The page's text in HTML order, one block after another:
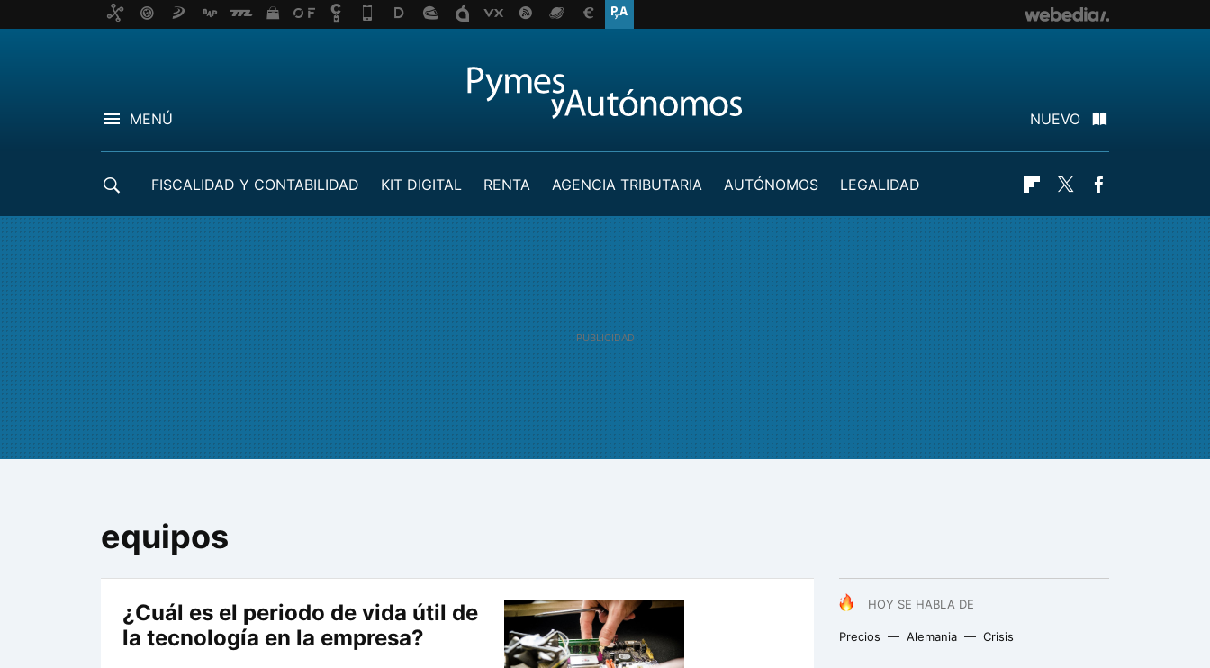
MENÚ NUEVO
FISCALIDAD Y CONTABILIDAD KIT DIGITAL RENTA AGENCIA TRIBUTARIA AUTÓNOMOS
LEGALIDAD
Flipboard
Twitter
equipos
HOY SE HABLA DE
Precios Alemania Crisis
¿Cuál es el periodo de vida útil de
la tecnología en la empresa?